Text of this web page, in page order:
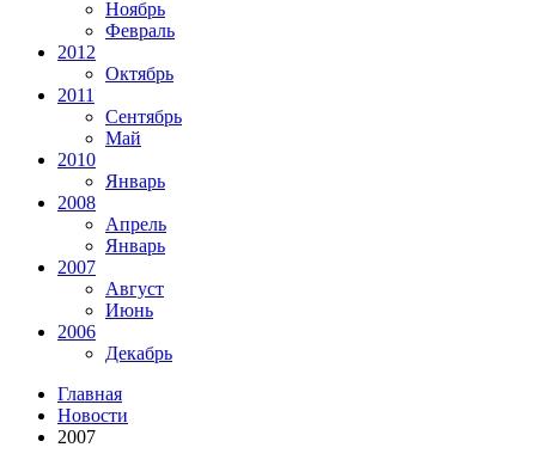
Ноябрь
Февраль
2012
Октябрь
2011
Сентябрь
Май
2010
Январь
2008
Апрель
Январь
2007
Август
Июнь
2006
Декабрь
Главная
Новости
2007